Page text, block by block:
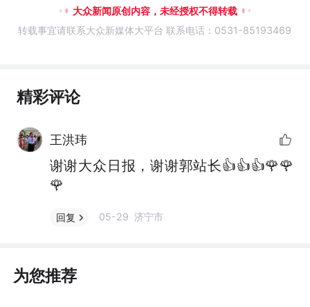
大众新闻原创内容，未经授权不得转载
转载事宜请联系大众新媒体大平台 联系电话：0531-85193469
精彩评论
王洪玮
谢谢大众日报，谢谢郭站长👍👍👍🌹🌹
🌹
回复 05-29 济宁市
为您推荐